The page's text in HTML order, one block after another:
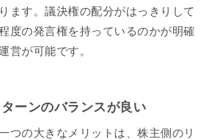
ます。議決権の配分がはっきりして
度の発言権を持っているのかが明確
営が可能です。
ーンのバランスが良い
つの大きなメリットは、株主側のリ